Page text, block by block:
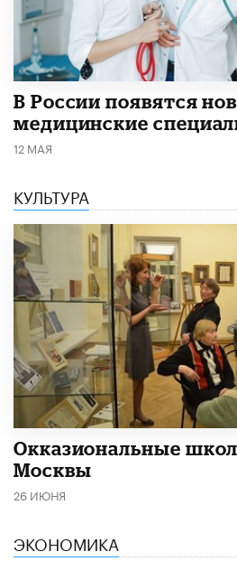
В России появятся
медицинские
12 МАЯ
КУЛЬТУРА
​Окказиональные
Москвы
26 ИЮНЯ
ЭКОНОМИКА